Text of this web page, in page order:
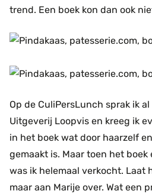
trend. Een boek kon dan ook
Op de CuliPersLunch sprak ik
Uitgeverij Loopvis en kreeg ik
in het boek wat door haarzelf
gemaakt is. Maar toen het boek
was ik helemaal verkocht. Laat
maar aan Marije over. Wat een